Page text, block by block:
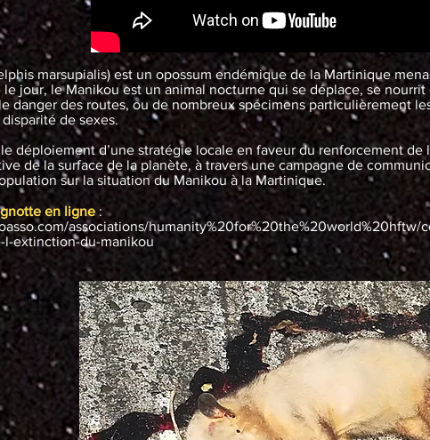
marsupialis) est un opossum endémique de la Martinique
jour, le Manikou est un animal nocturne qui se déplace, se
danger des routes, ou de nombreux spécimens particulièrement
de sexes.
déploiement d’une stratégie locale en faveur du renforcement
de la surface de la planète, à travers une campagne de
sur la situation du Manikou à la Martinique.
en ligne :
associations/
l-extinction-du-manikou